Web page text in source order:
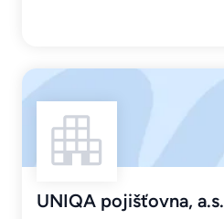
UNIQA pojišťovna, a.s.